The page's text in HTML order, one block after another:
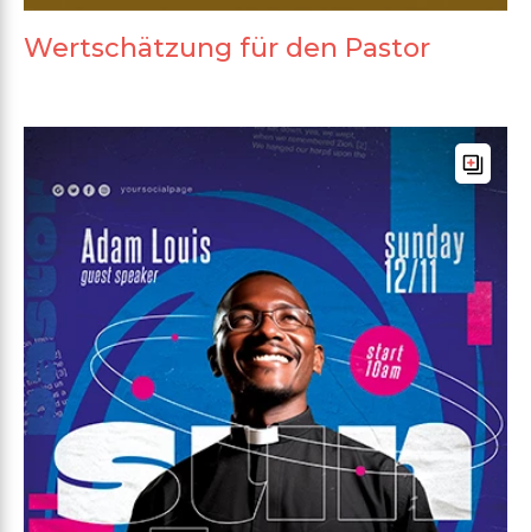
Wertschätzung für den Pastor